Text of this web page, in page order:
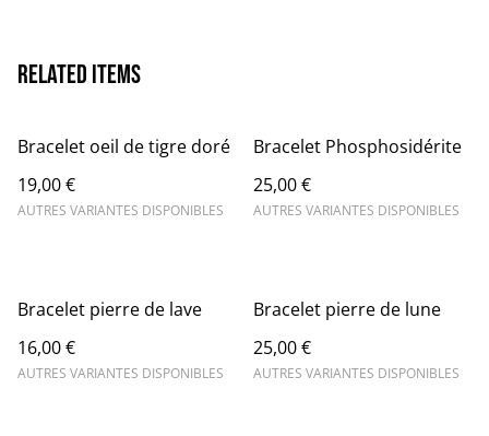
Related items
Bracelet oeil de tigre doré
19,00 €
AUTRES VARIANTES DISPONIBLES
Bracelet Phosphosidérite
25,00 €
AUTRES VARIANTES DISPONIBLES
Bracelet pierre de lave
16,00 €
AUTRES VARIANTES DISPONIBLES
Bracelet pierre de lune
25,00 €
AUTRES VARIANTES DISPONIBLES